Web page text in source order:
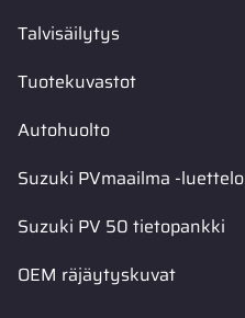
Talvisäilytys
Tuotekuvastot
Autohuolto
Suzuki PVmaailma -luettelo
Suzuki PV 50 tietopankki
OEM räjäytyskuvat